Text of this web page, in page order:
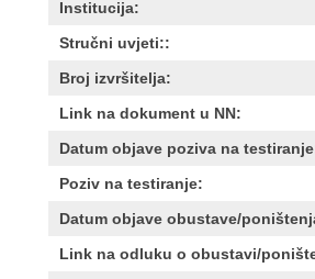
Institucija:
Stručni uvjeti::
Broj izvršitelja:
Link na dokument u NN:
Datum objave poziva na
Poziv na testiranje:
Datum objave obustave/
Link na odluku o obustavi/